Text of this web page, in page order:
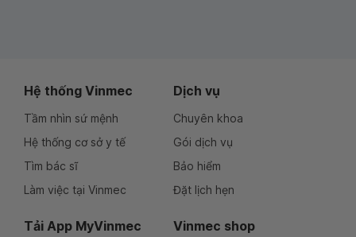
Hệ thống Vinmec
Tầm nhìn sứ mệnh
Hệ thống cơ sở y tế
Tìm bác sĩ
Làm việc tại Vinmec
Dịch vụ
Chuyên khoa
Gói dịch vụ
Bảo hiểm
Đặt lịch hẹn
Tải App MyVinmec Vinmec shop